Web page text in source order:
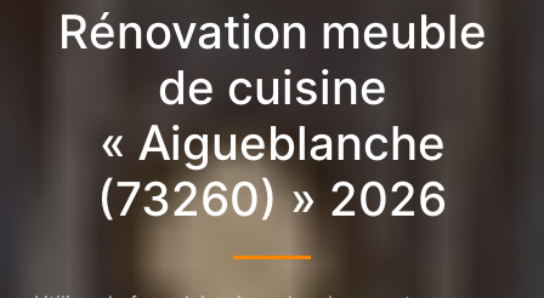
Rénovation meuble
de cuisine
« Aigueblanche
(73260) » 2026